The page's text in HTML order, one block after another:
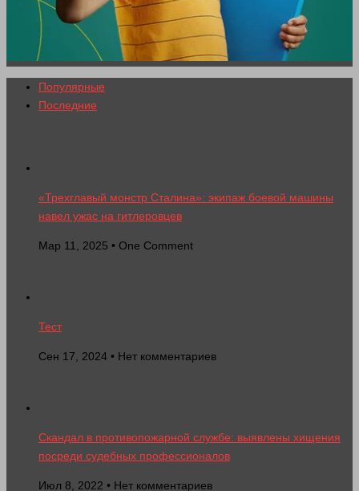
Популярные
Последние
«Трехглавый монстр Сталина»: экипаж боевой машины
навел ужас на гитлеровцев
Мар 11, 2025 • One Comment
Тест
Сен 17, 2024 • Нет комментариев
Скандал в противопожарной службе: выявлены хищения
посреди судебных профессионалов
Июл 8, 2022 • Нет комментариев